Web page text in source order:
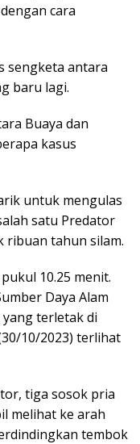
cara
sengketa antara
baru lagi.
Buaya dan
kasus
untuk mengulas
satu Predator
ribuan tahun silam.
10.25 menit.
Daya Alam
yang terletak di
10/2023) terlihat
tiga sosok pria
melihat ke arah
tembok